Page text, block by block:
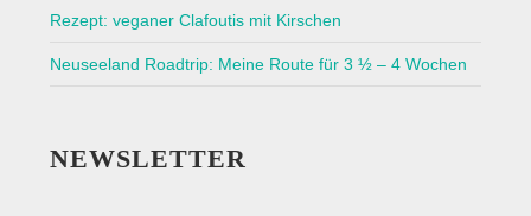
Rezept: veganer Clafoutis mit Kirschen
Neuseeland Roadtrip: Meine Route für 3 ½ – 4 Wochen
NEWSLETTER